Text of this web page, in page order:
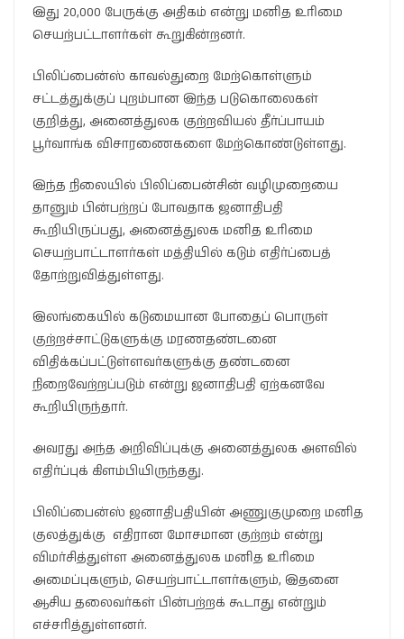
இது 20,000 பேருக்கு அதிகம் என்று மனித உரிமை
செயற்பட்டாளர்கள் கூறுகின்றனர்.
பிலிப்பைன்ஸ் காவல்துறை மேற்கொள்ளும்
சட்டத்துக்குப் புறம்பான இந்த படுகொலைகள்
குறித்து, அனைத்துலக குற்றவியல் தீர்ப்பாயம்
பூர்வாங்க விசாரணைகளை மேற்கொண்டுள்ளது.
இந்த நிலையில் பிலிப்பைன்சின் வழிமுறையை
தானும் பின்பற்றப் போவதாக ஜனாதிபதி
கூறியிருப்பது, அனைத்துலக மனித உரிமை
செயற்பாட்டாளர்கள் மத்தியில் கடும் எதிர்ப்பைத்
தோற்றுவித்துள்ளது.
இலங்கையில் கடுமையான போதைப் பொருள்
குற்றச்சாட்டுகளுக்கு மரணதண்டனை
விதிக்கப்பட்டுள்ளவர்களுக்கு தண்டனை
நிறைவேற்றப்படும் என்று ஜனாதிபதி ஏற்கனவே
கூறியிருந்தார்.
அவரது அந்த அறிவிப்புக்கு அனைத்துலக அளவில்
எதிர்ப்புக் கிளம்பியிருந்தது.
பிலிப்பைன்ஸ் ஜனாதிபதியின் அணுகுமுறை மனித
குலத்துக்கு எதிரான மோசமான குற்றம் என்று
விமர்சித்துள்ள அனைத்துலக மனித உரிமை
அமைப்புகளும், செயற்பாட்டாளர்களும், இதனை
ஆசிய தலைவர்கள் பின்பற்றக் கூடாது என்றும்
எச்சரித்துள்ளனர்.